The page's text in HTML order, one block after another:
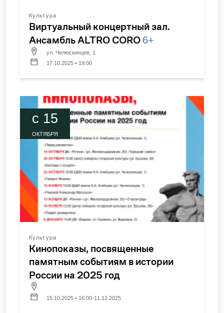
Культура
Виртуальный концертный зал.
Ансамбль ALTRO CORO 6+
ул. Челюскинцев, 1
17.10.2025 • 19:00
c 15
ОКТЯБРЯ
Культура
Кинопоказы, посвященные
памятным событиям в истории
России на 2025 год
15.10.2025 • 16:00-11.12.2025